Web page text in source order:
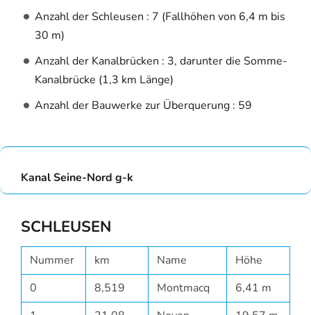
Anzahl der Schleusen : 7 (Fallhöhen von 6,4 m bis
30 m)
Anzahl der Kanalbrücken : 3, darunter die Somme-
Kanalbrücke (1,3 km Länge)
Anzahl der Bauwerke zur Überquerung : 59
Kanal Seine-Nord g-k
SCHLEUSEN
Nummer km Name
Höhe
0
8,519 Montmacq
6,41 m